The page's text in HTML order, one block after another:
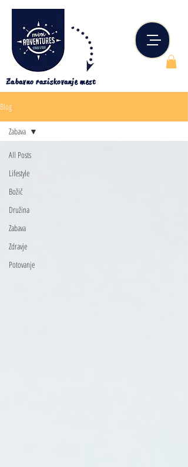
Zabavno raziskovanje mest
Blog
All Posts
Lifestyle
Božič
Družina
Zabava
Zdravje
Potovanje
Zabava